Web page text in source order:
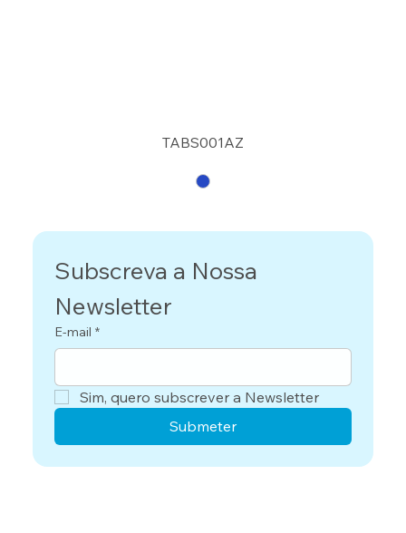
TABS001AZ
Subscreva a Nossa
Newsletter
E-mail *
Sim, quero subscrever a Newsletter
Submeter